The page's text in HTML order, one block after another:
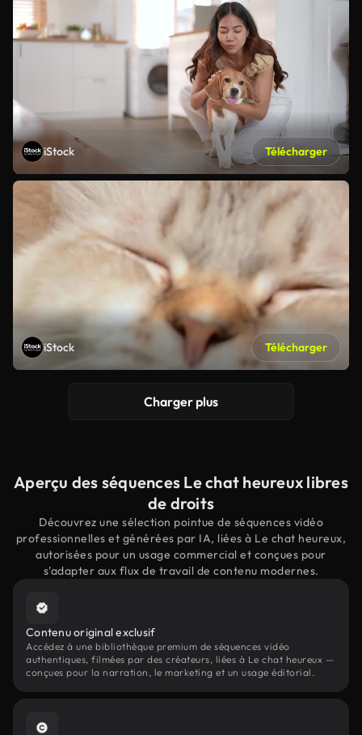
iStock Télécharger
iStock Télécharger
Charger plus
Aperçu des séquences Le chat heureux libres
de droits
Découvrez une sélection pointue de séquences vidéo
professionnelles et générées par IA, liées à Le chat heureux,
autorisées pour un usage commercial et conçues pour
s'adapter aux flux de travail de contenu modernes.
Contenu original exclusif
Accédez à une bibliothèque premium de séquences vidéo
authentiques, filmées par des créateurs, liées à Le chat heureux —
conçues pour la narration, le marketing et un usage éditorial.